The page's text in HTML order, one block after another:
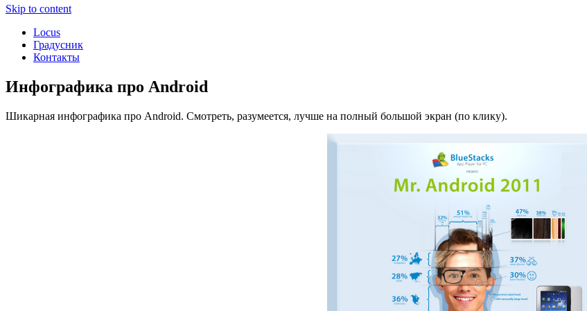
Skip to content
Locus
Градусник
Контакты
Инфографика про Android
Шикарная инфографика про Android. Смотреть, разумеется, лучше на полный большой экран (по клику).